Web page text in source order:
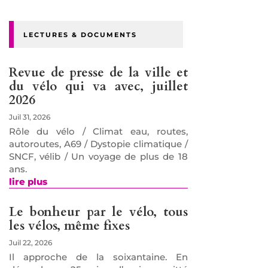
LECTURES & DOCUMENTS
Revue de presse de la ville et
du vélo qui va avec, juillet
2026
Juil 31, 2026
Rôle du vélo / Climat eau, routes,
autoroutes, A69 / Dystopie climatique /
SNCF, vélib / Un voyage de plus de 18
ans.
lire plus
Le bonheur par le vélo, tous
les vélos, même fixes
Juil 22, 2026
Il approche de la soixantaine. En